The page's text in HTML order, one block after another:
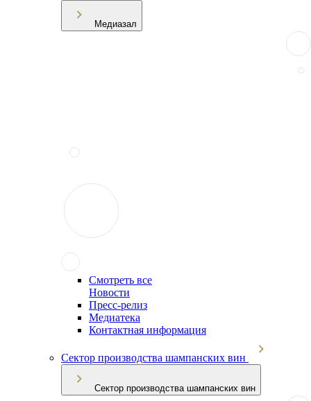
Медиазал
Смотреть все
Новости
Пресс-релиз
Медиатека
Контактная информация
Сектор производства шампанских вин
Сектор производства шампанских вин